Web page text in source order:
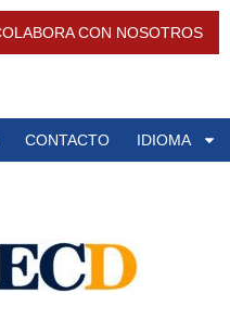
CON NOSOTROS
CONTACTO IDIOMA